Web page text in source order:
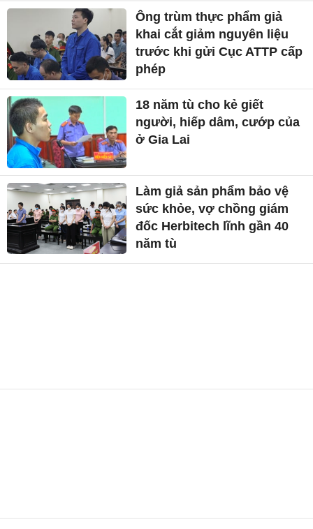
Ông trùm thực phẩm giả
khai cắt giảm nguyên liệu
trước khi gửi Cục ATTP cấp
phép
18 năm tù cho kẻ giết
người, hiếp dâm, cướp của
ở Gia Lai
Làm giả sản phẩm bảo vệ
sức khỏe, vợ chồng giám
đốc Herbitech lĩnh gần 40
năm tù